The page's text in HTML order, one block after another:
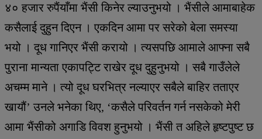
४० हजार रुपैंयाँमा भैंसी किनेर ल्याउनुभयो । भैंसीले आमाबाहेक
कसैलाई दुहुन दिएन । एकदिन आमा पर सरेको बेला समस्या
भयो । दूध गानिएर भैंसी करायो । त्यसपछि आमाले आफ्ना सबै
पुराना मान्यता एकापट्टि राखेर दूध दुहुनुभयो । सबै गाउँलेले
अचम्म माने । त्यो दूध घरभित्र नल्याएर सबैले बाहिर तताएर
खायौं’ उनले भनेका थिए, ‘कसैले परिवर्तन गर्न नसकेको मेरी
आमा भैंसीको अगाडि विवश हुनुभयो । भैंसी त अहिले हृष्टपुष्ट छ